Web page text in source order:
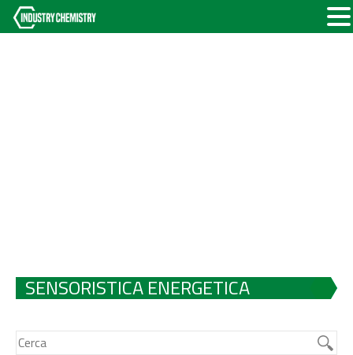
SENSORISTICA ENERGETICA